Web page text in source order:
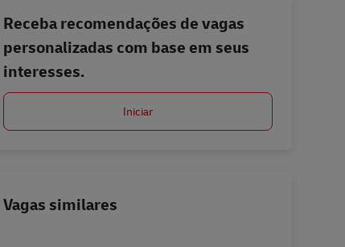
Receba recomendações de vagas
personalizadas com base em seus
interesses.
Iniciar
Vagas similares